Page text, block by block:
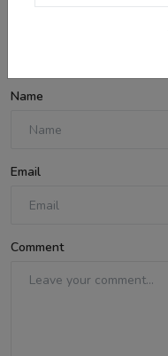
Name
Email
Comment